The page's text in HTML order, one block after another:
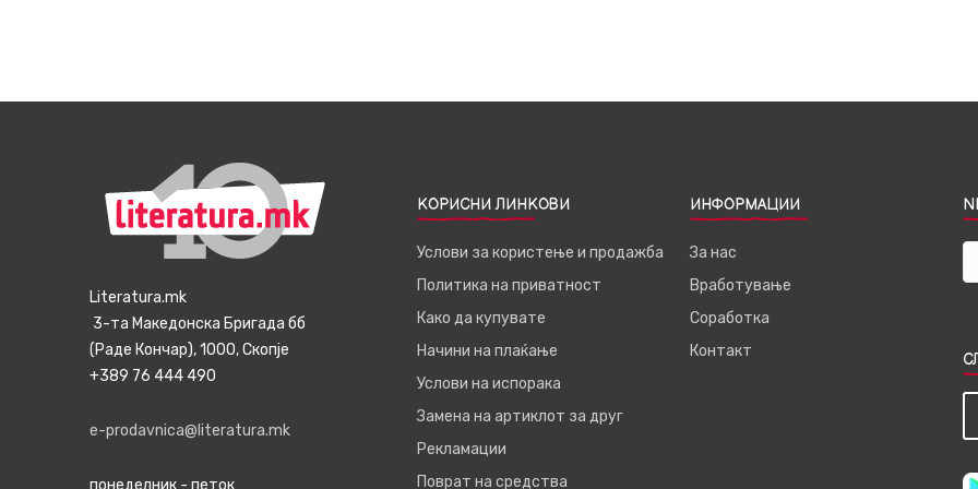
Literatura.mk
3-та Македонска Бригада бб
(Раде Кончар), 1000, Скопје
+389 76 444 490
e-prodavnica@literatura.mk
понеделник - петок
КОРИСНИ ЛИНКОВИ
Услови за користење и продажба
Политика на приватност
Како да купувате
Начини на плаќање
Услови на испорака
Замена на артиклот за друг
Рекламации
Поврат на средства
ИНФОРМАЦИИ
За нас
Вработување
Соработка
Контакт